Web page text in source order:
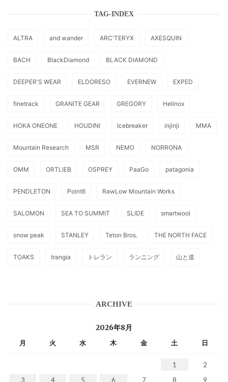
TAG-INDEX
ALTRA and wander ARC'TERYX AXESQUIN
BACH BlackDiamond BLACK DIAMOND
DEEPER'S WEAR ELDORESO EVERNEW EXPED
finetrack GRANITE GEAR GREGORY Helinox
HOKA ONEONE HOUDINI Icebreaker injinji MMA
Mountain Research MSR NEMO NORRONA
OMM ORTLIEB OSPREY PaaGo patagonia
PENDLETON Point6 RawLow Mountain Works
SALOMON SEA TO SUMMIT SLIDE smartwool
snow peak STANLEY Teton Bros. THE NORTH FACE
TOAKS trangia トレラン ランニング 山と道
ARCHIVE
2026年8月
月 火 水 木 金 土 日
1
2
3
4 5 6 7 8 9